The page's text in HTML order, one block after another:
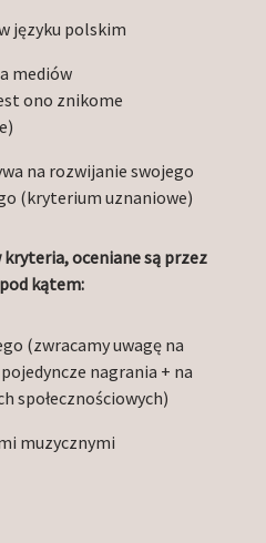
języku polskim
mediów
ono znikome
na rozwijanie swojego
(kryterium uznaniowe)
kryteria, oceniane są przez
kątem:
(zwracamy uwagę na
nagrania + na
społecznościowych)
muzycznymi